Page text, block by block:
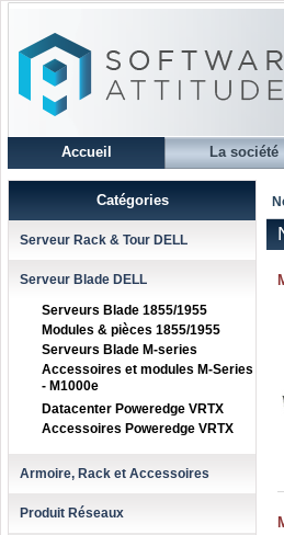
Accueil La société
Catégories
Serveur Rack & Tour DELL
Serveur Blade DELL
Serveurs Blade 1855/1955
Modules & pièces 1855/1955
Serveurs Blade M-series
Accessoires et modules M-Series
- M1000e
Datacenter Poweredge VRTX
Accessoires Poweredge VRTX
Armoire, Rack et Accessoires
Produit Réseaux